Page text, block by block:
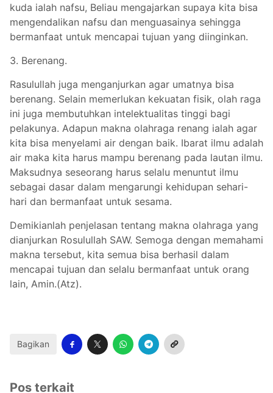
kuda ialah nafsu, Beliau mengajarkan supaya kita bisa
mengendalikan nafsu dan menguasainya sehingga
bermanfaat untuk mencapai tujuan yang diinginkan.
3. Berenang.
Rasulullah juga menganjurkan agar umatnya bisa
berenang. Selain memerlukan kekuatan fisik, olah raga
ini juga membutuhkan intelektualitas tinggi bagi
pelakunya. Adapun makna olahraga renang ialah agar
kita bisa menyelami air dengan baik. Ibarat ilmu adalah
air maka kita harus mampu berenang pada lautan ilmu.
Maksudnya seseorang harus selalu menuntut ilmu
sebagai dasar dalam mengarungi kehidupan sehari-
hari dan bermanfaat untuk sesama.
Demikianlah penjelasan tentang makna olahraga yang
dianjurkan Rosulullah SAW. Semoga dengan memahami
makna tersebut, kita semua bisa berhasil dalam
mencapai tujuan dan selalu bermanfaat untuk orang
lain, Amin.(Atz).
Bagikan
Pos terkait